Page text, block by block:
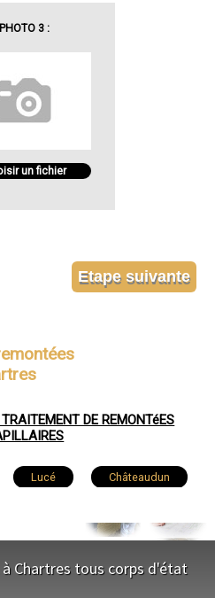
PHOTO 3 :
un fichier
DE REMONTéES
Lucé Châteaudun
Chartres tous corps d'état